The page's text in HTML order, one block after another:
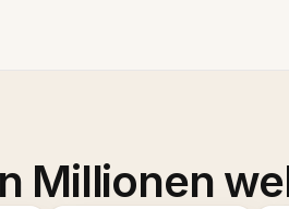
Millionen